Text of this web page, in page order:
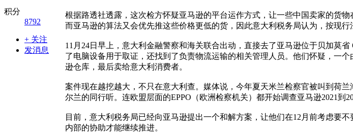
积分
8792
+ 关注
发消息
根据路透社透露，这次检方怀疑亚马逊的平台运作方式，让一些中国卖家的货
而亚马逊的算法又会优先推这些价格更低的货，因此意大利税务局认为，按现行
11月24日早上，意大利金融警察和海关联合出动，直接去了亚马逊位于贝加莫
了电脑设备用于取证，还找到了负责物流运输的相关管理人员。他们怀疑，一
逊仓库，最后卖给意大利消费者。
案件现在越挖越大，不只在意大利查。媒体说，今年夏天米兰检察官被叫到荷
尔兰的同行听。连欧盟层面的EPPO（欧洲检察机关）都开始调查亚马逊2021到
目前，意大利税务局已经向亚马逊提出一个和解方案，让他们在12月前考虑要
内部的协助才能继续推进。